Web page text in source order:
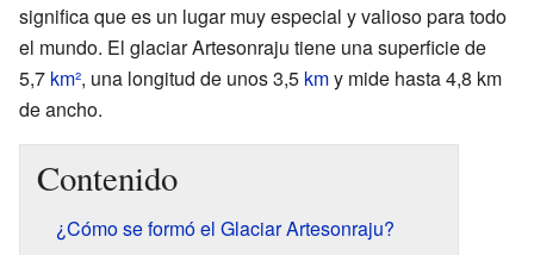
significa que es un lugar muy especial y valioso para todo
el mundo. El glaciar Artesonraju tiene una superficie de
5,7 km², una longitud de unos 3,5 kmy mide hasta 4,8 km
de ancho.
Contenido
¿Cómo se formó el Glaciar Artesonraju?